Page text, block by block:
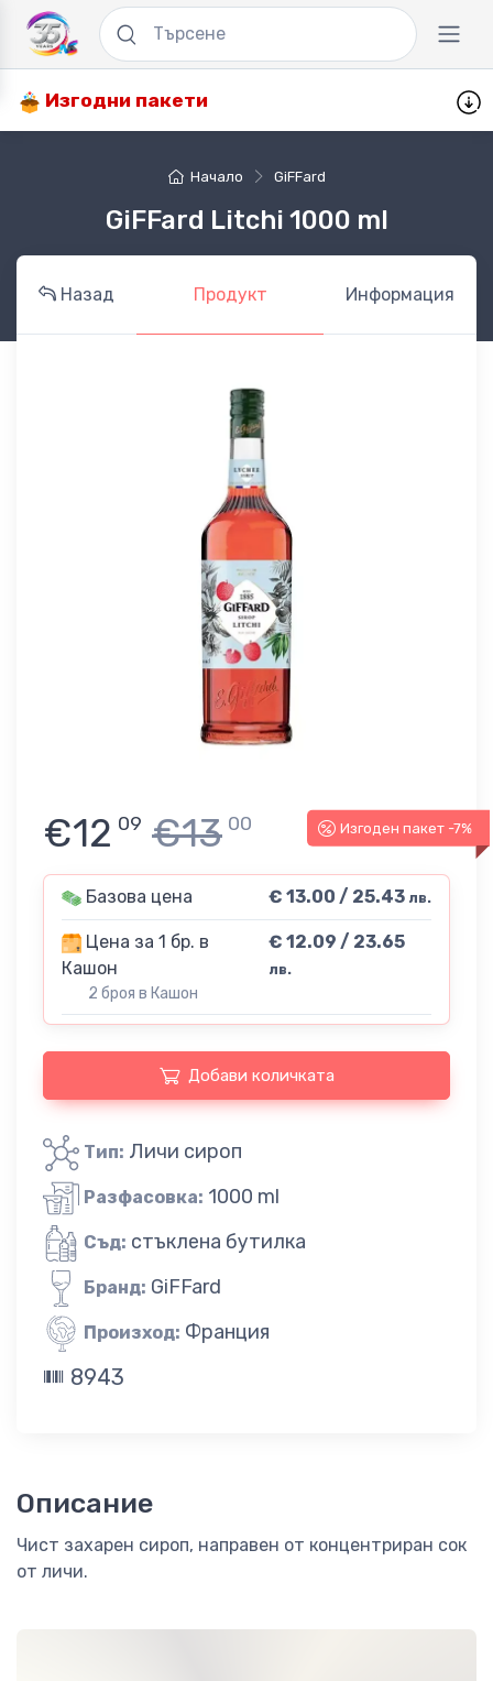
Изгодни пакети
Начало GiFFard
GiFFard Litchi 1000 ml
Назад Продукт Информация
Изгоден пакет -7%
€12 09 €13 00
Базова цена € 13.00 / 25.43 лв.
Цена за 1 бр. в
Кашон
2 броя в Кашон
€ 12.09 / 23.65
лв.
Добави количката
Тип: Личи сироп
Разфасовка: 1000 ml
Съд: стъклена бутилка
Бранд: GiFFard
Произход: Франция
8943
Описание
Чист захарен сироп, направен от концентриран сок
от личи.